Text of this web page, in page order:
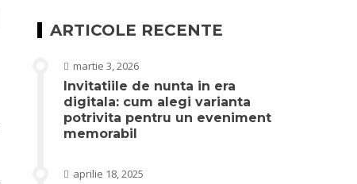
ARTICOLE RECENTE
martie 3, 2026
Invitatiile de nunta in era
digitala: cum alegi varianta
potrivita pentru un eveniment
memorabil
aprilie 18, 2025